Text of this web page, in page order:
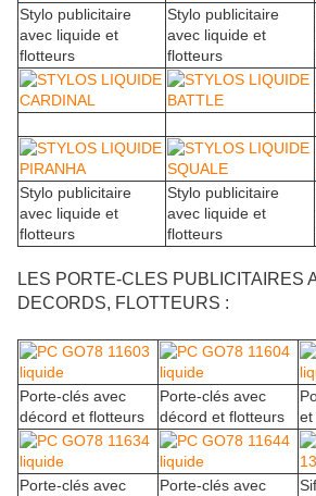
Stylo publicitaire
avec liquide et
flotteurs
Stylo publicitaire
avec liquide et
flotteurs
Stylo publicitaire
avec liquide et
flotteurs
Stylo publicitaire
avec liquide et
flotteurs
LES PORTE-CLES PUBLICITAIRES
DECORDS, FLOTTEURS :
Porte-clés avec
décord et flotteurs
Porte-clés avec
décord et flotteurs
et
Porte-clés avec
Porte-clés avec